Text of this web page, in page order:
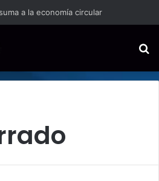
a la economía circular